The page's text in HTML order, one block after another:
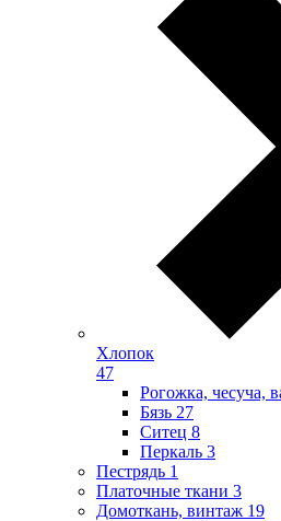
Хлопок
47
Рогожка, чесуча,
Бязь 27
Ситец 8
Перкаль 3
Пестрядь 1
Платочные ткани 3
Домоткань, винтаж 19